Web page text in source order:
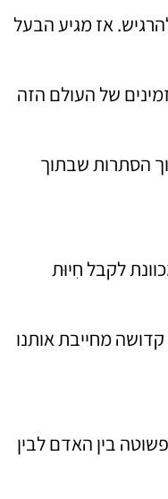
אז מגיע הבעל
של העולם הזה
הסתרות שבתוך
לקבל חִיוּת
מחייבת אותנו
בין האדם לבין